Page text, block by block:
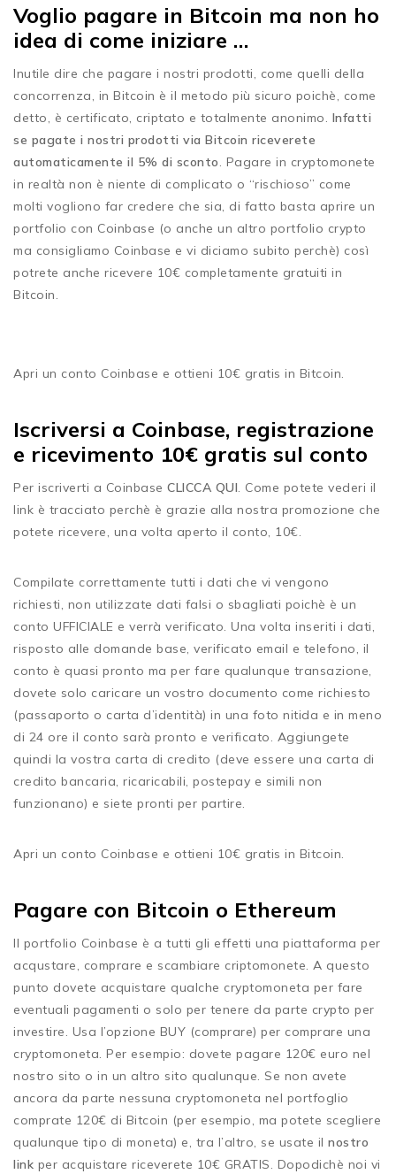
Voglio pagare in Bitcoin ma non ho
idea di come iniziare …
Inutile dire che pagare i nostri prodotti, come quelli della
concorrenza, in Bitcoin è il metodo più sicuro poichè, come
detto, è certificato, criptato e totalmente anonimo. Infatti
se pagate i nostri prodotti via Bitcoin riceverete
automaticamente il 5% di sconto . Pagare in cryptomonete
in realtà non è niente di complicato o “rischioso” come
molti vogliono far credere che sia, di fatto basta aprire un
portfolio con Coinbase (o anche un altro portfolio crypto
ma consigliamo Coinbase e vi diciamo subito perchè) così
potrete anche ricevere 10€ completamente gratuiti in
Bitcoin.
Apri un conto Coinbase e ottieni 10€ gratis in Bitcoin.
Iscriversi a Coinbase, registrazione
e ricevimento 10€ gratis sul conto
Per iscriverti a Coinbase CLICCA QUI . Come potete vederi il
link è tracciato perchè è grazie alla nostra promozione che
potete ricevere, una volta aperto il conto, 10€.
Compilate correttamente tutti i dati che vi vengono
richiesti, non utilizzate dati falsi o sbagliati poichè è un
conto UFFICIALE e verrà verificato. Una volta inseriti i dati,
risposto alle domande base, verificato email e telefono, il
conto è quasi pronto ma per fare qualunque transazione,
dovete solo caricare un vostro documento come richiesto
(passaporto o carta d’identità) in una foto nitida e in meno
di 24 ore il conto sarà pronto e verificato. Aggiungete
quindi la vostra carta di credito (deve essere una carta di
credito bancaria, ricaricabili, postepay e simili non
funzionano) e siete pronti per partire.
Apri un conto Coinbase e ottieni 10€ gratis in Bitcoin.
Pagare con Bitcoin o Ethereum
Il portfolio Coinbase è a tutti gli effetti una piattaforma per
acqustare, comprare e scambiare criptomonete. A questo
punto dovete acquistare qualche cryptomoneta per fare
eventuali pagamenti o solo per tenere da parte crypto per
investire. Usa l’opzione BUY (comprare) per comprare una
cryptomoneta. Per esempio: dovete pagare 120€ euro nel
nostro sito o in un altro sito qualunque. Se non avete
ancora da parte nessuna cryptomoneta nel portfoglio
comprate 120€ di Bitcoin (per esempio, ma potete scegliere
qualunque tipo di moneta) e, tra l’altro, se usate il nostro
link per acquistare riceverete 10€ GRATIS. Dopodichè noi vi